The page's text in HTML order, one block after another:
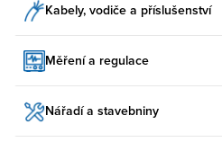
Kabely, vodiče a příslušenství
Měření a regulace
Nářadí a stavebniny